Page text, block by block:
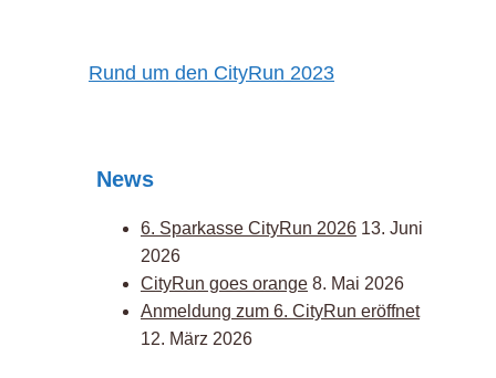
Post
Rund um den CityRun 2023
News
6. Sparkasse CityRun 2026 13. Juni
2026
CityRun goes orange 8. Mai 2026
Anmeldung zum 6. CityRun eröffnet
12. März 2026